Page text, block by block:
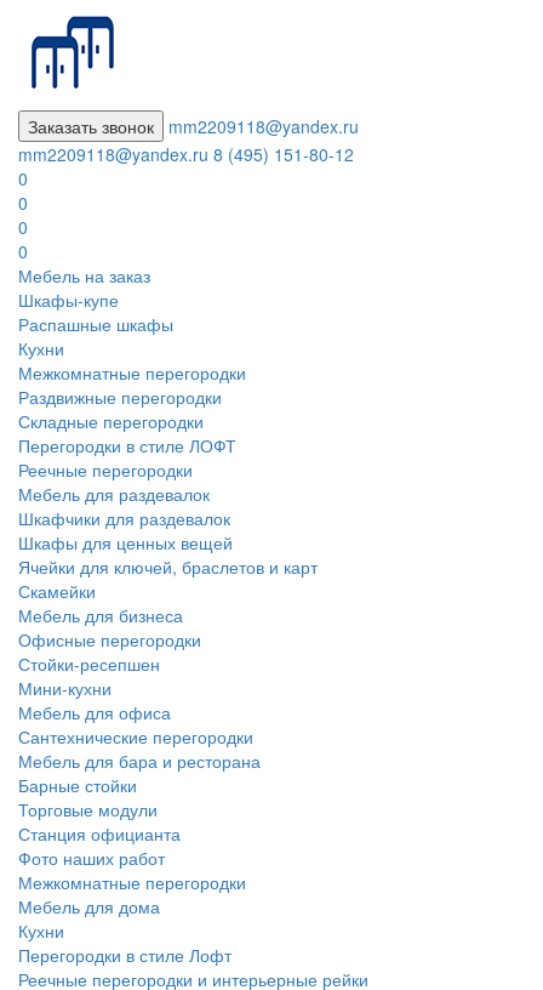
Заказать звонок
mm2209118@yandex.ru
mm2209118@yandex.ru 8 (495) 151-80-12
0
0
0
0
Мебель на заказ
Шкафы-купе
Распашные шкафы
Кухни
Межкомнатные перегородки
Раздвижные перегородки
Складные перегородки
Перегородки в стиле ЛОФТ
Реечные перегородки
Мебель для раздевалок
Шкафчики для раздевалок
Шкафы для ценных вещей
Ячейки для ключей, браслетов и карт
Скамейки
Мебель для бизнеса
Офисные перегородки
Стойки-ресепшен
Мини-кухни
Мебель для офиса
Сантехнические перегородки
Мебель для бара и ресторана
Барные стойки
Торговые модули
Станция официанта
Фото наших работ
Межкомнатные перегородки
Мебель для дома
Кухни
Перегородки в стиле Лофт
Реечные перегородки и интерьерные рейки